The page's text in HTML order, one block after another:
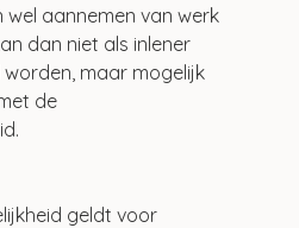
wel aannemen van werk
dan niet als inlener
maar mogelijk
de
geldt voor